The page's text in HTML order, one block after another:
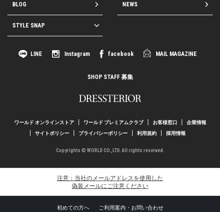
BLOG NEWS
STYLE SNAP
LINE Instagram facebook MAIL MAGAZINE
SHOP STAFF 募集
ワールド オンラインストア ワールド プレミアムクラブ お客様窓口
企業情報
サイトポリシー
プライバシーポリシー 利用規約 採用情報
Copyrights © WORLD CO.,LTD. All rights reserved.
注意：当社のメールアドレスを使用した
偽装メールにご注意ください
初めての方へ ご利用案内・お問い合わせ